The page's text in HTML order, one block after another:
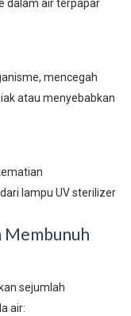
dalam air terpapar
mencegah
atau menyebabkan
lampu UV sterilizer
Membunuh
sejumlah
air: